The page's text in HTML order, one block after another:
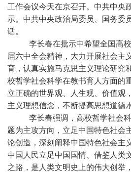
工作会议今天在京召开。中共中央
示。中共中央政治局委员、国务委
话。
李长春在批示中希望全国高
届六中全会精神，大力开展社会主
育，认真实施马克思主义理论研究
校哲学社会科学在教书育人方面的
立正确的世界观、人生观、价值观
主义理想信念，不断提高思想道德
李长春强调，高校哲学社会
题为主攻方向，立足中国特色社会
论创造，深刻阐释中国特色社会主
中国人民立足中国国情、借鉴人类
之路，是人类文明史上的伟大创举